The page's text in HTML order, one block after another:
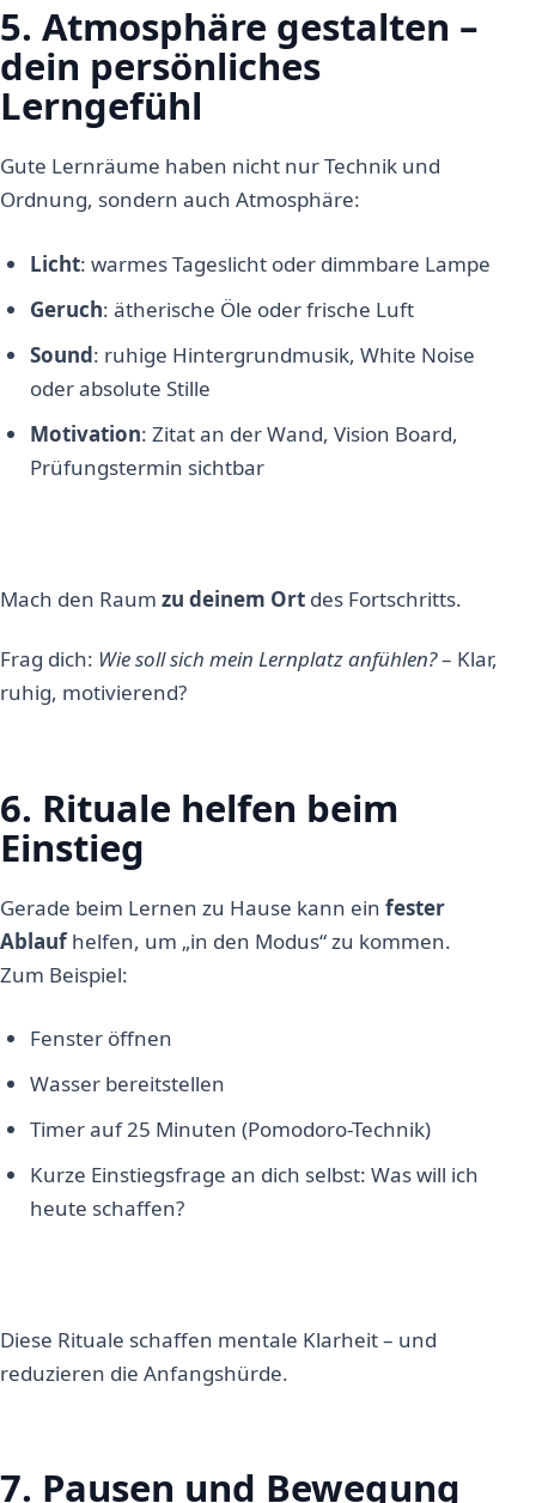
5. Atmosphäre gestalten –
dein persönliches
Lerngefühl
Gute Lernräume haben nicht nur Technik und
Ordnung, sondern auch Atmosphäre:
Licht: warmes Tageslicht oder dimmbare Lampe
Geruch: ätherische Öle oder frische Luft
Sound: ruhige Hintergrundmusik, White Noise
oder absolute Stille
Motivation: Zitat an der Wand, Vision Board,
Prüfungstermin sichtbar
Mach den Raum zu deinem Ort des Fortschritts.
Frag dich: Wie soll sich mein Lernplatz anfühlen?– Klar,
ruhig, motivierend?
6. Rituale helfen beim
Einstieg
Gerade beim Lernen zu Hause kann ein fester
Ablaufhelfen, um „in den Modus“ zu kommen.
Zum Beispiel:
Fenster öffnen
Wasser bereitstellen
Timer auf 25 Minuten (Pomodoro-Technik)
Kurze Einstiegsfrage an dich selbst: Was will ich
heute schaffen?
Diese Rituale schaffen mentale Klarheit – und
reduzieren die Anfangshürde.
7. Pausen und Bewegung